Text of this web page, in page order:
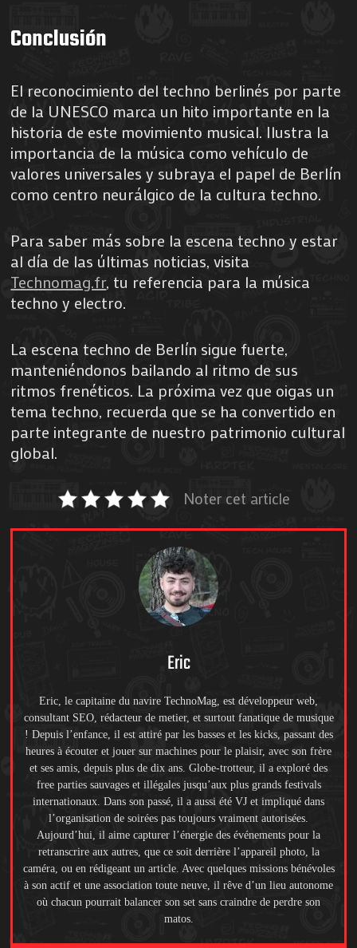
Conclusión
El reconocimiento del techno berlinés por parte
de la UNESCO marca un hito importante en la
historia de este movimiento musical. Ilustra la
importancia de la música como vehículo de
valores universales y subraya el papel de Berlín
como centro neurálgico de la cultura techno.
Para saber más sobre la escena techno y estar
al día de las últimas noticias, visita
Technomag.fr, tu referencia para la música
techno y electro.
La escena techno de Berlín sigue fuerte,
manteniéndonos bailando al ritmo de sus
ritmos frenéticos. La próxima vez que oigas un
tema techno, recuerda que se ha convertido en
parte integrante de nuestro patrimonio cultural
global.
Noter cet article
Eric
Eric, le capitaine du navire TechnoMag, est développeur web,
consultant SEO, rédacteur de metier, et surtout fanatique de musique
! Depuis l’enfance, il est attiré par les basses et les kicks, passant des
heures à écouter et jouer sur machines pour le plaisir, avec son frère
et ses amis, depuis plus de dix ans. Globe-trotteur, il a exploré des
free parties sauvages et illégales jusqu’aux plus grands festivals
internationaux. Dans son passé, il a aussi été VJ et impliqué dans
l’organisation de soirées pas toujours vraiment autorisées.
Aujourd’hui, il aime capturer l’énergie des événements pour la
retranscrire aux autres, que ce soit derrière l’appareil photo, la
caméra, ou en rédigeant un article. Avec quelques missions bénévoles
à son actif et une association toute neuve, il rêve d’un lieu autonome
où chacun pourrait balancer son set sans craindre de perdre son
matos.